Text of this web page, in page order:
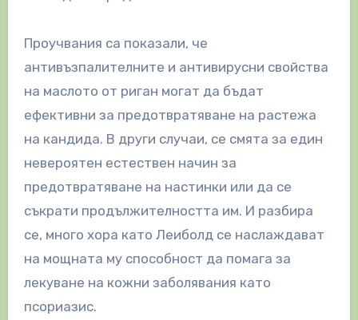
Проучвания са показали, че
антивъзпалителните и антивирусни свойства
на маслото от риган могат да бъдат
ефективни за предотвратяване на растежа
на кандида. В други случаи, се смята за един
невероятен естествен начин за
предотвратяване на настинки или да се
съкрати продължителността им. И разбира
се, много хора като Леиболд се наслаждават
на мощната му способност да помага за
лекуване на кожни заболявания като
псориазис.